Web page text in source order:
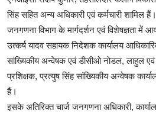
सिंह सहित अन्य अधिकारी एवं कर्मचारी शामिल
जनगणना विभाग के मार्गदर्शन एवं विशेषज्ञता में
उत्कर्ष यादव सहायक निदेशक कार्यालय
सांख्यिकीय अन्वेषक एवं डीसीओ नोडल, लाहुल एवं
प्रशिक्षक, प्रत्युष सिंह सांख्यिकीय अन्वेषक
हैं।
इसके अतिरिक्त चार्ज जनगणना अधिकारी,